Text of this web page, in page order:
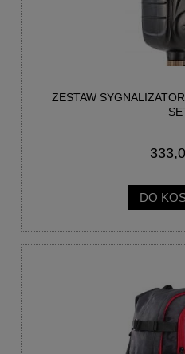
ZESTAW
DO